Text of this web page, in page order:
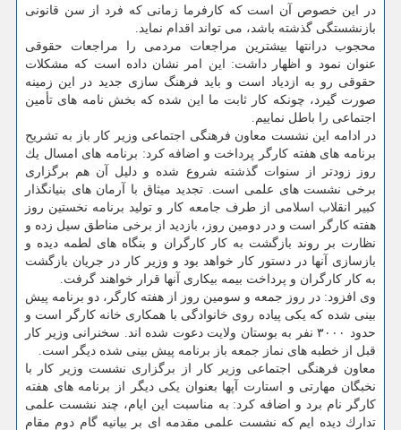
در این خصوص آن است كه كارفرما زمانی كه فرد از سن قانونی
بازنشستگی گذشته باشد، می تواند اقدام نماید.
محجوب درانتها بیشترین مراجعات مردمی را مراجعات حقوقی
عنوان نمود و اظهار داشت: این امر نشان داده است كه مشكلات
حقوقی رو به ازدیاد است و باید فرهنگ سازی جدید در این زمینه
صورت گیرد، چونكه كار ثابت ما این شده كه بخش نامه های تأمین
اجتماعی را باطل نماییم.
در ادامه این نشست معاون فرهنگی اجتماعی وزیر كار باز به تشریح
برنامه های هفته كارگر پرداخت و اضافه كرد: برنامه های امسال یك
روز زودتر از سنوات گذشته شروع شده و دلیل آن هم برگزاری
برخی نشست های علمی است. تجدید میثاق با آرمان های بنیانگذار
كبیر انقلاب اسلامی از طرف جامعه كار و تولید برنامه نخستین روز
هفته كارگر است و در دومین روز، بازدید از برخی مناطق سیل زده و
نظارت بر روند بازگشت به كار كارگران و بنگاه های لطمه دیده و
بازسازی آنها در دستور كار خواهد بود و وزیر كار در جریان بازگشت
به كار كارگران و پرداخت بیمه بیكاری آنها قرار خواهند گرفت.
وی افزود: در روز جمعه و سومین روز از هفته كارگر، دو برنامه پیش
بینی شده كه یكی پیاده روی خانوادگی با همكاری خانه كارگر است و
حدود ۳۰۰۰ نفر به بوستان ولایت دعوت شده اند. سخنرانی وزیر كار
قبل از خطبه های نماز جمعه باز برنامه پیش بینی شده دیگر است.
معاون فرهنگی اجتماعی وزیر كار از برگزاری نشست وزیر كار با
نخبگان مهارتی و استارت آپها بعنوان یكی دیگر از برنامه های هفته
كارگر نام برد و اضافه كرد: به مناسبت این ایام، چند نشست علمی
تدارك دیده ایم كه نشست علمی مقدمه ای بر بیانیه گام دوم مقام